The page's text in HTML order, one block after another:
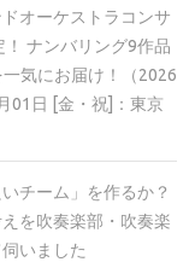
オーケストラコンサ
ナンバリング9作品
一気にお届け！（2026
01日 [金・祝]：東京
チーム」を作るか？
を吹奏楽部・吹奏楽
いました